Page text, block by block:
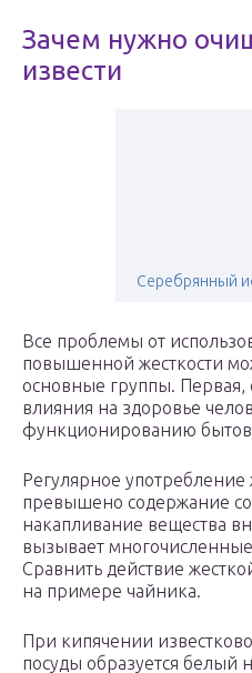
Зачем нужно
извести
Серебрянный
Все проблемы от
повышенной жесткости
основные группы. Первая,
влияния на здоровье
функционированию
Регулярное
превышено содержание
накапливание вещества
вызывает
Сравнить действие
на примере чайника.
При кипячении
посуды образуется белый